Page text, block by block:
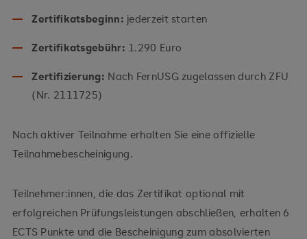
Zertifikatsbeginn: jederzeit starten
Zertifikatsgebühr: 1.290 Euro
Zertifizierung: Nach FernUSG zugelassen durch ZFU
(Nr. 2111725)
Nach aktiver Teilnahme erhalten Sie eine offizielle
Teilnahmebescheinigung.
Teilnehmer:innen, die das Zertifikat optional mit
erfolgreichen Prüfungsleistungen abschließen, erhalten 6
ECTS Punkte und die Bescheinigung zum absolvierten